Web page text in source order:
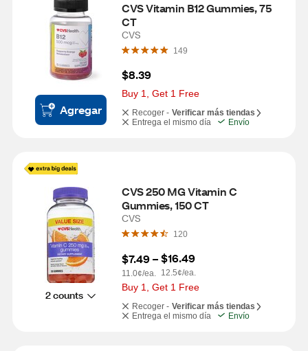
Agregar
CVS Vitamin B12 Gummies, 75
CT
CVS
149
$8.39
Buy 1, Get 1 Free
Recoger - Verificar más tiendas
Entrega el mismo día
Envío
2 counts
CVS 250 MG Vitamin C
Gummies, 150 CT
CVS
120
$7.49 –
11.0¢/ea.
$16.49
12.5¢/ea.
Buy 1, Get 1 Free
Recoger - Verificar más tiendas
Entrega el mismo día
Envío